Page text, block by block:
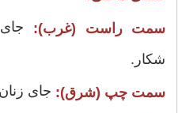
سمت راست (غرب): جای
شکار.
سمت چپ (شرق): جای